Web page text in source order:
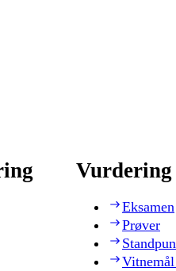
Vurdering
Eksamen
Prøver